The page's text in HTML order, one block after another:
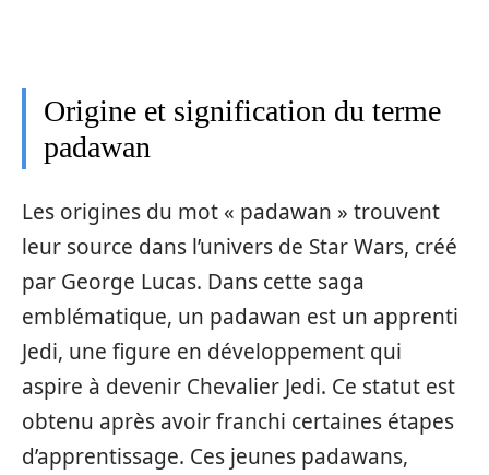
Origine et signification du terme
padawan
Les origines du mot « padawan » trouvent
leur source dans l’univers de Star Wars, créé
par George Lucas. Dans cette saga
emblématique, un padawan est un apprenti
Jedi, une figure en développement qui
aspire à devenir Chevalier Jedi. Ce statut est
obtenu après avoir franchi certaines étapes
d’apprentissage. Ces jeunes padawans,